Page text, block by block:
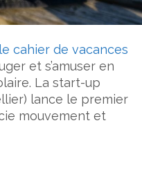
cahier de vacances
et s’amuser en
La start-up
lance le premier
mouvement et